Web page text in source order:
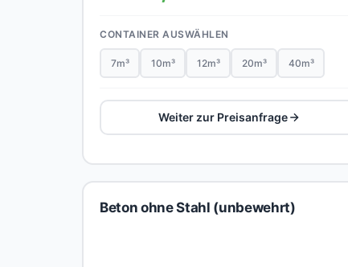
CONTAINER AUSWÄHLEN
7m³ 10m³ 12m³ 20m³ 40m³
Weiter zur Preisanfrage
Beton ohne Stahl (unbewehrt)